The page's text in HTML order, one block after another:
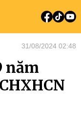
31/08/2024 02:48
năm